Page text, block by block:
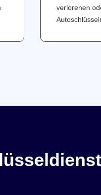
verlorenen